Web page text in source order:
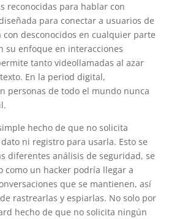
reconocidas para hablar con
para conectar a usuarios de
desconocidos en cualquier parte
su enfoque en interacciones
tanto videollamadas al azar
En la period digital,
personas de todo el mundo nunca
hecho de que no solicita
ni registro para usarla. Esto se
diferentes análisis de seguridad, se
como un hacker podría llegar a
que se mantienen, así
rastrearlas y espiarlas. No solo por
hecho de que no solicita ningún